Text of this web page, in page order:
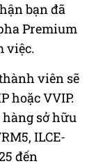
bạn đã
Premium
việc.
viên sẽ
hoặc VVIP.
sở hữu
ILCE-
đến